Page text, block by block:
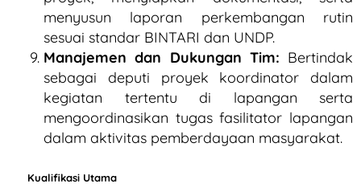
menyusun laporan perkembangan rutin
sesuai standar BINTARI dan UNDP.
Manajemen dan Dukungan Tim: Bertindak
sebagai deputi proyek koordinator dalam
kegiatan tertentu di lapangan serta
mengoordinasikan tugas fasilitator lapangan
dalam aktivitas pemberdayaan masyarakat.
Kualifikasi Utama